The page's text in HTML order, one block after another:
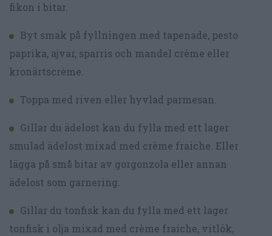
fikon i bitar.
Byt smak på fyllningen med tapenade, pesto
paprika, ajvar, sparris och mandel crème eller
kronärtscrème.
Toppa med riven eller hyvlad parmesan.
Gillar du ädelost kan du fylla med ett lager
smulad ädelost mixad med crème fraiche. Eller
lägga på små bitar av gorgonzola eller annan
ädelost som garnering.
Gillar du tonfisk kan du fylla med ett lager
tonfisk i olja mixad med crème fraiche, vitlök,